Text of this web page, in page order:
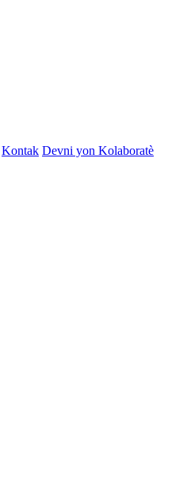
Kontak Devni yon Kolaboratè